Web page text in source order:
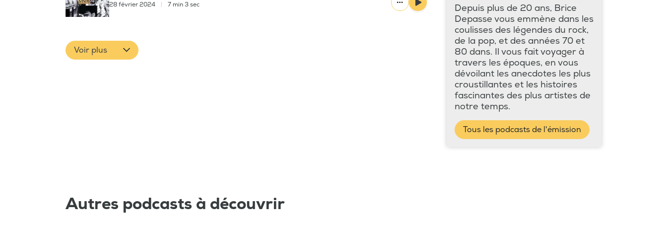
28 février 2024 7 min 3 sec
Voir plus
Depuis plus de 20 ans, Brice
Depasse vous emmène dans les
coulisses des légendes du rock,
de la pop, et des années 70 et
80 dans. Il vous fait voyager à
travers les époques, en vous
dévoilant les anecdotes les plus
croustillantes et les histoires
fascinantes des plus artistes de
notre temps.
Tous les podcasts de l'émission
Autres podcasts à découvrir